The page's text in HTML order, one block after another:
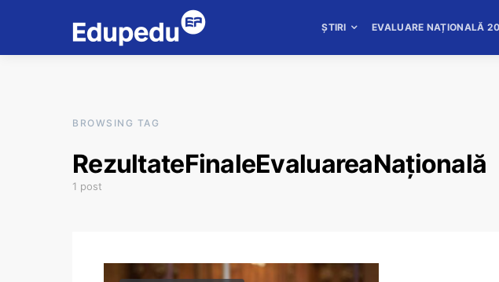
ȘTIRI EVALUARE NAȚIONALĂ
BROWSING TAG
RezultateFinaleEvaluareaNațională
1 post